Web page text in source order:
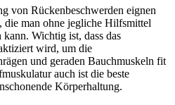
von Rückenbeschwerden eignen
die man ohne jegliche Hilfsmittel
Wichtig ist, dass das
wird, um die
und geraden Bauchmuskeln fit
auch ist die beste
Körperhaltung.